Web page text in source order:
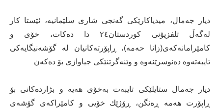
دیار جەمال، میدیاکارێکی گەنجی شاری سلێمانیە، ئێستا کار
لەگەڵ تلفزیۆنی کوردستان٢٤ دا دەکات، خۆی و
کامێرامانەکەی(زانا حەمە)، ڕاپۆرتەکانیان لە گۆشەنیگایەکی
تایبەتەوە دەنوسرێنەوە و وێنەگرتنێکی جیاوازی بۆ دەکەن
دیار جەمال ستایلێکی تایبەت بەخۆی هەیە و بژاردەکانی بۆ
ڕاپۆرت هەمە ڕەنگن، ڕۆژێك خۆیی و کامێراکەی گۆشەی